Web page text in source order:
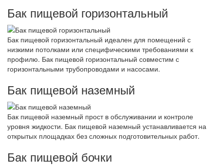
Бак пищевой горизонтальный
Бак пищевой горизонтальный идеален для помещений с
низкими потолками или специфическими требованиями к
профилю. Бак пищевой горизонтальный совместим с
горизонтальными трубопроводами и насосами.
Бак пищевой наземный
Бак пищевой наземный прост в обслуживании и контроле
уровня жидкости. Бак пищевой наземный устанавливается на
открытых площадках без сложных подготовительных работ.
Бак пищевой бочки